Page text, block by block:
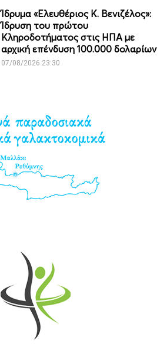
Ίδρυμα «Ελευθέριος Κ. Βενιζέλος»:
Ίδρυση του πρώτου
Κληροδοτήματος στις ΗΠΑ με
αρχική επένδυση 100.000 δολαρίων
07/08/2026 23:30